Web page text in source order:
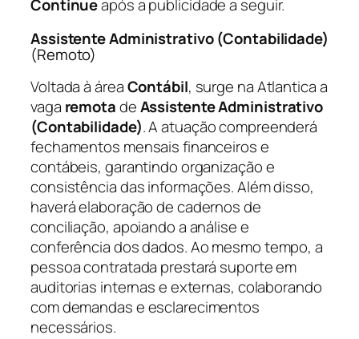
Continueapós a publicidade a seguir.
Assistente Administrativo (Contabilidade)
(Remoto)
Voltada à áreaContábil, surge na Atlantica a
vaga remotadeAssistente Administrativo
(Contabilidade). A atuação compreenderá
fechamentos mensais financeiros e
contábeis, garantindo organização e
consistência das informações. Além disso,
haverá elaboração de cadernos de
conciliação, apoiando a análise e
conferência dos dados. Ao mesmo tempo, a
pessoa contratada prestará suporte em
auditorias internas e externas, colaborando
com demandas e esclarecimentos
necessários.